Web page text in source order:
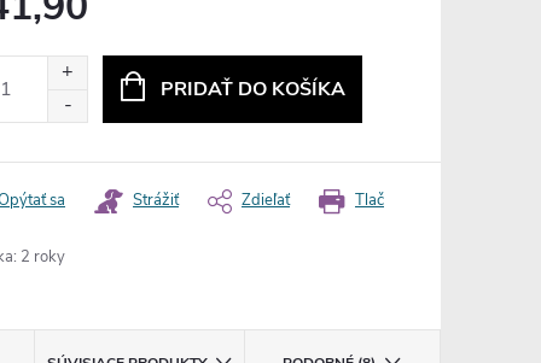
PRIDAŤ DO KOŠÍKA
Tlač
sa Strážiť Zdieľať
: 2 roky